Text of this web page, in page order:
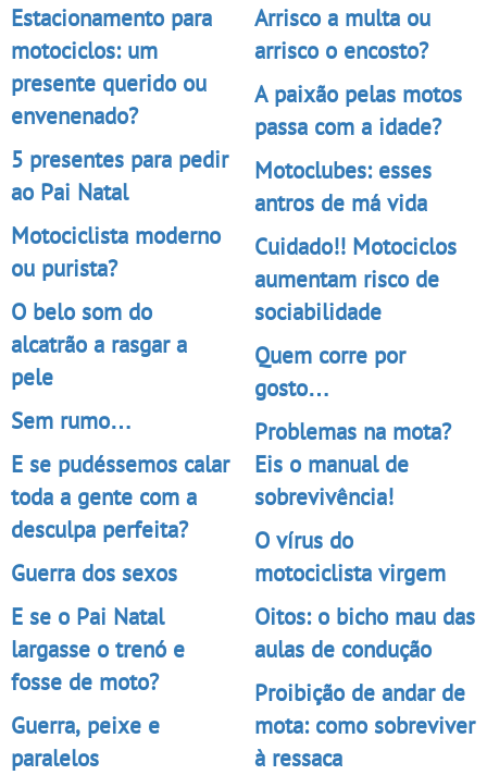
Estacionamento para
motociclos: um
presente querido ou
envenenado?
5 presentes para pedir
ao Pai Natal
Motociclista moderno
ou purista?
O belo som do
alcatrão a rasgar a
pele
Sem rumo…
E se pudéssemos calar
toda a gente com a
desculpa perfeita?
Guerra dos sexos
E se o Pai Natal
largasse o trenó e
fosse de moto?
Guerra, peixe e
paralelos
Arrisco a multa ou
arrisco o encosto?
A paixão pelas motos
passa com a idade?
Motoclubes: esses
antros de má vida
Cuidado!! Motociclos
aumentam risco de
sociabilidade
Quem corre por
gosto…
Problemas na mota?
Eis o manual de
sobrevivência!
O vírus do
motociclista virgem
Oitos: o bicho mau das
aulas de condução
Proibição de andar de
mota: como sobreviver
à ressaca